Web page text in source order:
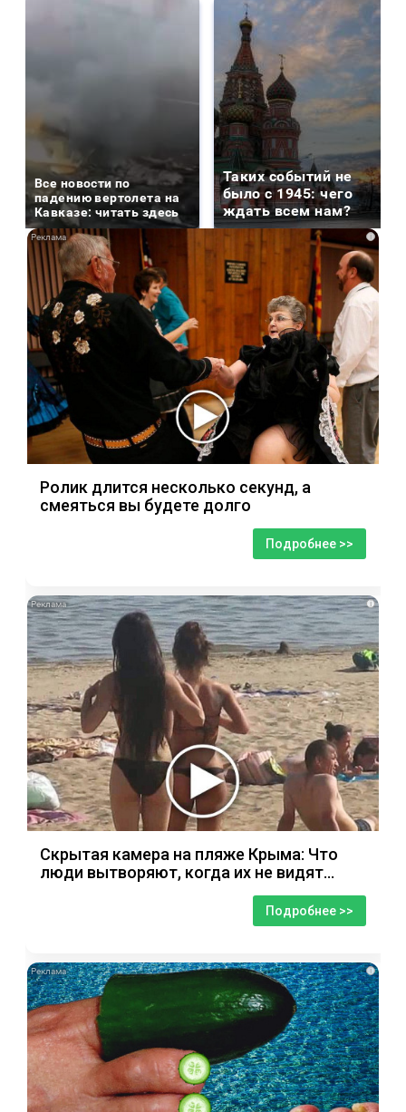
Все новости по
падению вертолета на
Кавказе: читать здесь
Таких событий не
было с 1945: чего
ждать всем нам?
i
Ролик длится несколько секунд, а
смеяться вы будете долго
Подробнее >>
i
Скрытая камера на пляже Крыма: Что
люди вытворяют, когда их не видят...
Подробнее >>
i